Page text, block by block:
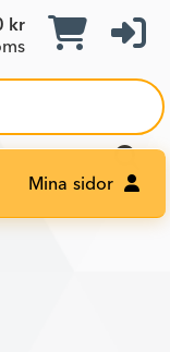
kr
Mina sidor